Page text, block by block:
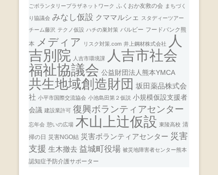
ごボランタリープラザネットワーク ふくおか友救の会 まちづく
り協議会 みなし仮設 クママルシェ
スタディーツアー
チーム藤沢 テクノ仮設 ハチの巣対策 バルビー フードバンク熊
本 メディア リスク対策.com 井上鋼材株式会社
人
吉別院
人吉市環境課
人吉市社会
福祉協議会 公益財団法人熊本YMCA
共生地域創造財団 坂田薬品株式会
社 小平市国際交流協会 小池島田第２仮説 小規模仮設支援者
会議 建設業許可 復興ボランティアセンター
忘年会 憩いの広場 木山上辻仮設 東陵高校 清
掃の日 災害NGO結 災害ボランティアセンター 災害
支援 生木撤去 益城町役場 被災地障害者センター熊本
認知症予防介護サポーター